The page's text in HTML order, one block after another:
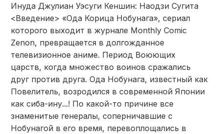
Инуда Джулиан Уэсуги Кеншин: Наодзи Сугита
<Введение> «Ода Корица Нобунага», сериал
которого выходит в журнале Monthly Comic
Zenon, превращается в долгожданное
телевизионное аниме. Период Воюющих
царств, когда множество воинов сражались
друг против друга. Ода Нобунага, известный как
Повелитель, возродился в современной Японии
как сиба-ину...! По какой-то причине все
знаменитые генералы, соперничавшие с
Нобунагой в его время, перевоплощались в